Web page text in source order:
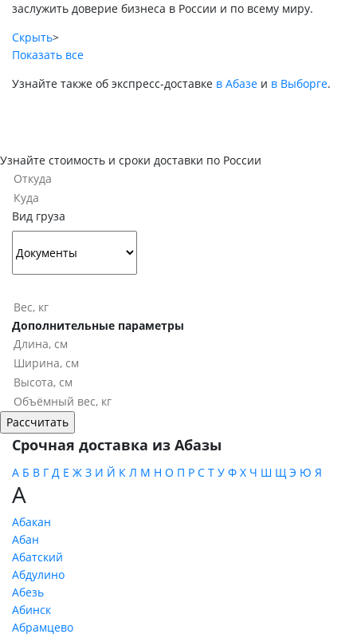
заслужить доверие бизнеса в России и по всему миру.
Скрыть>
Показать все
Узнайте также об экспресс-доставке в Абазе и в Выборге.
Узнайте стоимость и сроки доставки по России
Вид груза
Дополнительные параметры
Срочная доставка из Абазы
А Б В Г Д Е Ж З И Й К Л М Н О П Р С Т У Ф Х Ч Ш Щ Э Ю Я
А
Абакан
Абан
Абатский
Абдулино
Абезь
Абинск
Абрамцево